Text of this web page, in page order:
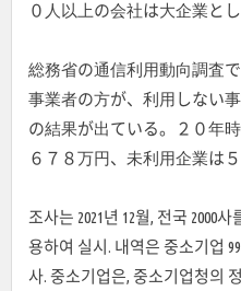
０人以上の会社は大企業とし
総務省の通信利用動向調査
事業者の方が、利用しない
の結果が出ている。２０年
６７８万円、未利用企業は
조사는 2021년 12월, 전국 2000
용하여 실시. 내역은 중소기업
사. 중소기업은, 중소기업청의